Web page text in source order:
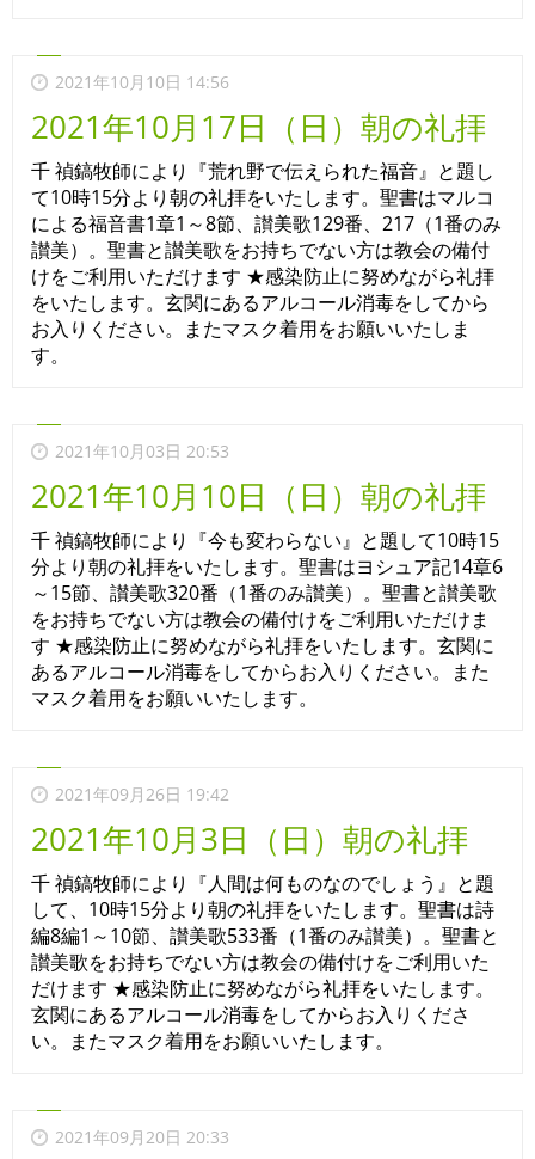
2021年10月10日 14:56
2021年10月17日（日）朝の礼拝
千 禎鎬牧師により『荒れ野で伝えられた福音』と題し
て10時15分より朝の礼拝をいたします。聖書はマルコ
による福音書1章1～8節、讃美歌129番、217（1番のみ
讃美）。聖書と讃美歌をお持ちでない方は教会の備付
けをご利用いただけます ★感染防止に努めながら礼拝
をいたします。玄関にあるアルコール消毒をしてから
お入りください。またマスク着用をお願いいたしま
す。
2021年10月03日 20:53
2021年10月10日（日）朝の礼拝
千 禎鎬牧師により『今も変わらない』と題して10時15
分より朝の礼拝をいたします。聖書はヨシュア記14章6
～15節、讃美歌320番（1番のみ讃美）。聖書と讃美歌
をお持ちでない方は教会の備付けをご利用いただけま
す ★感染防止に努めながら礼拝をいたします。玄関に
あるアルコール消毒をしてからお入りください。また
マスク着用をお願いいたします。
2021年09月26日 19:42
2021年10月3日（日）朝の礼拝
千 禎鎬牧師により『人間は何ものなのでしょう』と題
して、10時15分より朝の礼拝をいたします。聖書は詩
編8編1～10節、讃美歌533番（1番のみ讃美）。聖書と
讃美歌をお持ちでない方は教会の備付けをご利用いた
だけます ★感染防止に努めながら礼拝をいたします。
玄関にあるアルコール消毒をしてからお入りくださ
い。またマスク着用をお願いいたします。
2021年09月20日 20:33